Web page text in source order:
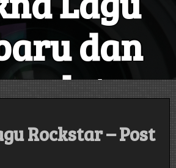
dan
Hari
Rockstar – Post